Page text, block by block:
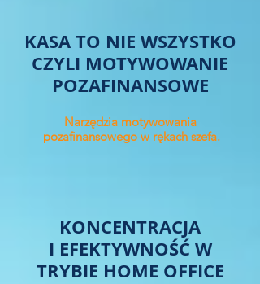
KASA TO NIE WSZYSTKO
CZYLI MOTYWOWANIE
POZAFINANSOWE
Narzędzia motywowania
pozafinansowego w rękach szefa.
KONCENTRACJA
I EFEKTYWNOŚĆ W
TRYBIE HOME OFFICE